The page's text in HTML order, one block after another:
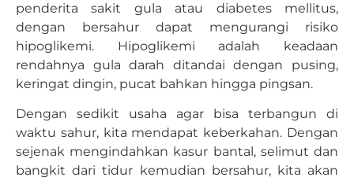
penderita sakit gula atau diabetes mellitus,
dengan bersahur dapat mengurangi risiko
hipoglikemi. Hipoglikemi adalah keadaan
rendahnya gula darah ditandai dengan pusing,
keringat dingin, pucat bahkan hingga pingsan.
Dengan sedikit usaha agar bisa terbangun di
waktu sahur, kita mendapat keberkahan. Dengan
sejenak mengindahkan kasur bantal, selimut dan
bangkit dari tidur kemudian bersahur, kita akan